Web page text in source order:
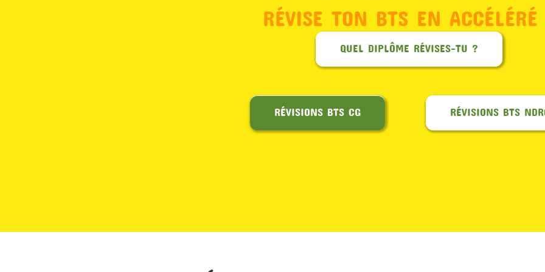
RÉVISE TON BTS EN
QUEL DIPLÔME RÉVISES-TU ?
RÉVISIONS BTS CG RÉVISIONS BTS